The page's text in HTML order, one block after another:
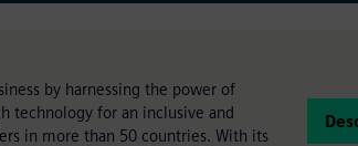
by harnessing the power of
technology for an inclusive and
in more than 50 countries. With its